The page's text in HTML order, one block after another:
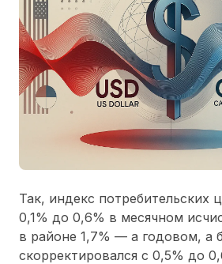
Так, индекс потребительских
0,1% до 0,6% в месячном
в районе 1,7% — а годовом, а
скорректировался с 0,5% до